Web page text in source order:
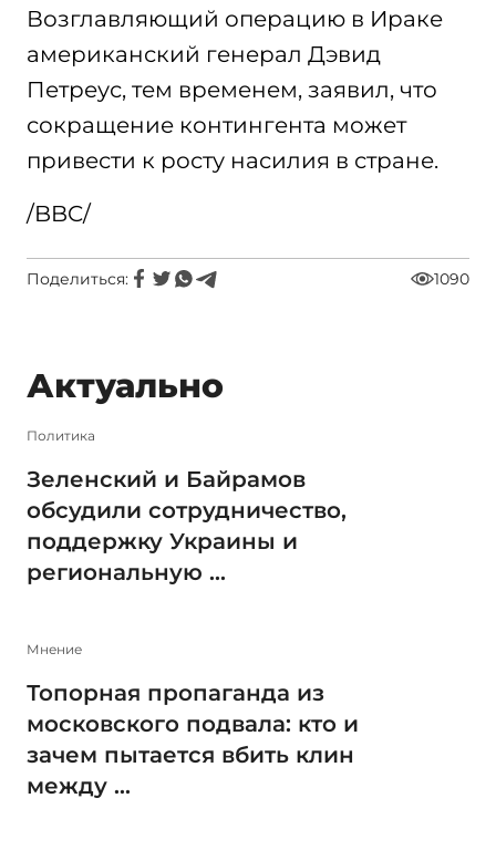
Возглавляющий операцию в Ираке
американский генерал Дэвид
Петреус, тем временем, заявил, что
сокращение контингента может
привести к росту насилия в стране.
/BBC/
Поделиться: 1090
Актуально
Политика
Зеленский и Байрамов
обсудили сотрудничество,
поддержку Украины и
региональную ...
Мнение
Топорная пропаганда из
московского подвала: кто и
зачем пытается вбить клин
между ...